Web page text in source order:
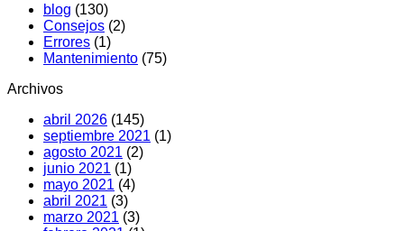
blog (130)
Consejos (2)
Errores (1)
Mantenimiento (75)
Archivos
abril 2026 (145)
septiembre 2021 (1)
agosto 2021 (2)
junio 2021 (1)
mayo 2021 (4)
abril 2021 (3)
marzo 2021 (3)